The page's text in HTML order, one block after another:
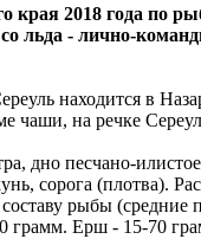
2018 года по
льда - лично-
находится в
на речке
дно песчано-
сорога (плотва).
рыбы (средние
грамм. Ерш - 15-70